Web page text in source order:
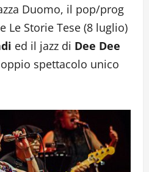
Duomo, il pop/prog
Le Storie Tese (8 luglio)
ed il jazz di Dee Dee
spettacolo unico